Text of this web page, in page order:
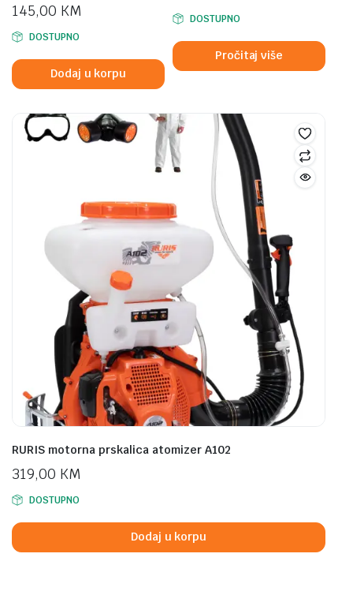
145,00 KM
DOSTUPNO
Dodaj u korpu
DOSTUPNO
Pročitaj više
RURIS motorna prskalica atomizer A102
319,00 KM
DOSTUPNO
Dodaj u korpu